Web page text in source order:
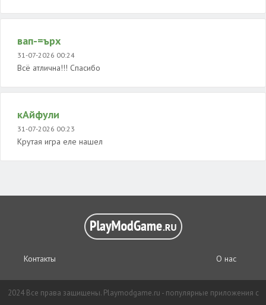
вап-=ърх
31-07-2026 00:24
Всё атлична!!! Спасибо
кАйфули
31-07-2026 00:23
Крутая игра еле нашел
Контакты О нас
2024 Все права защищены. Playmodgame.ru - популярные приложения с